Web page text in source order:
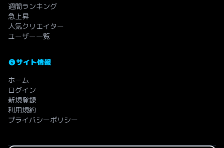
週間ランキング
急上昇
人気クリエイター
ユーザー一覧
サイト情報
ホーム
ログイン
新規登録
利用規約
プライバシーポリシー